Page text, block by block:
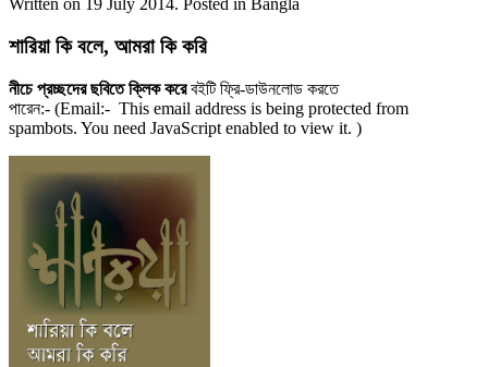
Written on 19 July 2014. Posted in Bangla
শারিয়া কি বলে, আমরা কি করি
নীচে প্রচ্ছদের ছবিতে ক্লিক করে বইটি ফ্রি-ডাউনলোড করতে
পারেন:- (Email:- This email address is being protected from
spambots. You need JavaScript enabled to view it. )